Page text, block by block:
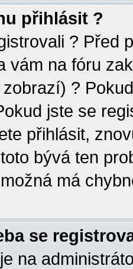
přihlásit ?
? Před
vám na fóru
?
jste se
přihlásit,
bývá ten
má
se
na